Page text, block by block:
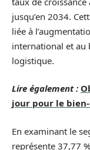
jusqu’en 2034.
liée à
international et au
logistique.
Lire également :
jour pour le
En examinant le
représente 37,77